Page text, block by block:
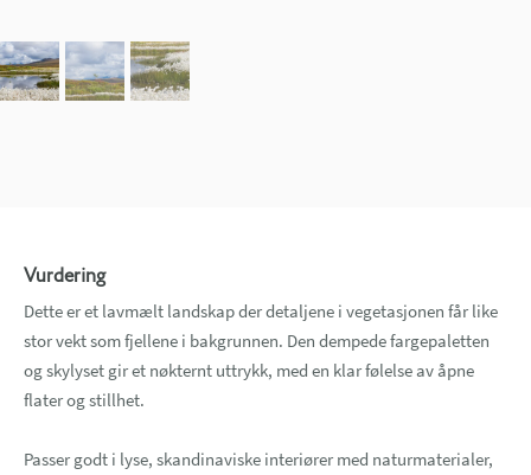
Vurdering
Dette er et lavmælt landskap der detaljene i vegetasjonen får like
stor vekt som fjellene i bakgrunnen. Den dempede fargepaletten
og skylyset gir et nøkternt uttrykk, med en klar følelse av åpne
flater og stillhet.
Passer godt i lyse, skandinaviske interiører med naturmaterialer,